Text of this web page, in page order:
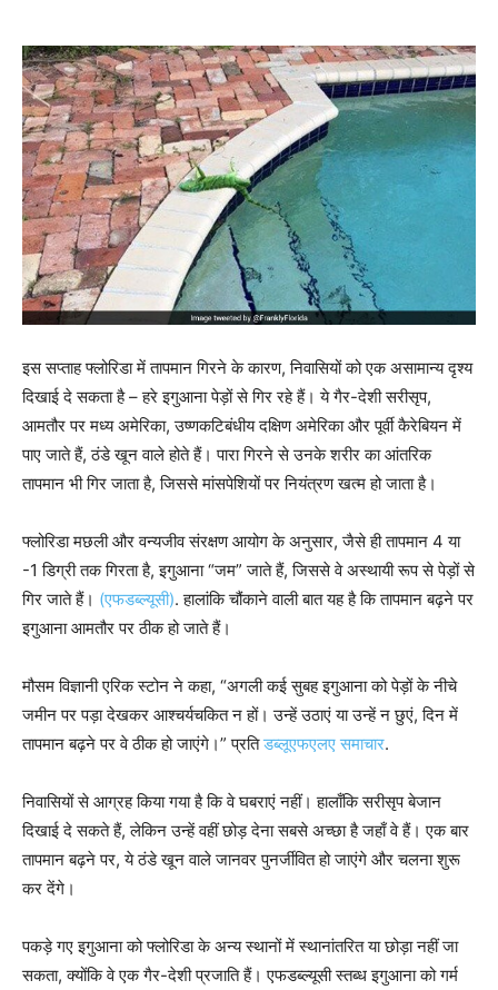
इस सप्ताह फ्लोरिडा में तापमान गिरने के कारण, निवासियों को एक असामान्य दृश्य
दिखाई दे सकता है – हरे इगुआना पेड़ों से गिर रहे हैं। ये गैर-देशी सरीसृप,
आमतौर पर मध्य अमेरिका, उष्णकटिबंधीय दक्षिण अमेरिका और पूर्वी कैरेबियन में
पाए जाते हैं, ठंडे खून वाले होते हैं। पारा गिरने से उनके शरीर का आंतरिक
तापमान भी गिर जाता है, जिससे मांसपेशियों पर नियंत्रण खत्म हो जाता है।
फ्लोरिडा मछली और वन्यजीव संरक्षण आयोग के अनुसार, जैसे ही तापमान 4 या
-1 डिग्री तक गिरता है, इगुआना “जम” जाते हैं, जिससे वे अस्थायी रूप से पेड़ों से
गिर जाते हैं। (एफडब्ल्यूसी). हालांकि चौंकाने वाली बात यह है कि तापमान बढ़ने पर
इगुआना आमतौर पर ठीक हो जाते हैं।
मौसम विज्ञानी एरिक स्टोन ने कहा, “अगली कई सुबह इगुआना को पेड़ों के नीचे
जमीन पर पड़ा देखकर आश्चर्यचकित न हों। उन्हें उठाएं या उन्हें न छुएं, दिन में
तापमान बढ़ने पर वे ठीक हो जाएंगे।” प्रतिडब्लूएफएलए समाचार.
निवासियों से आग्रह किया गया है कि वे घबराएं नहीं। हालाँकि सरीसृप बेजान
दिखाई दे सकते हैं, लेकिन उन्हें वहीं छोड़ देना सबसे अच्छा है जहाँ वे हैं। एक बार
तापमान बढ़ने पर, ये ठंडे खून वाले जानवर पुनर्जीवित हो जाएंगे और चलना शुरू
कर देंगे।
पकड़े गए इगुआना को फ्लोरिडा के अन्य स्थानों में स्थानांतरित या छोड़ा नहीं जा
सकता, क्योंकि वे एक गैर-देशी प्रजाति हैं। एफडब्ल्यूसी स्तब्ध इगुआना को गर्म